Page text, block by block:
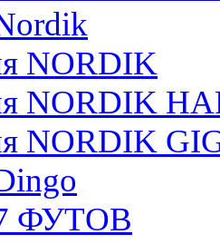
NORDIK
NORDIK
NORDIK
ФУТОВ